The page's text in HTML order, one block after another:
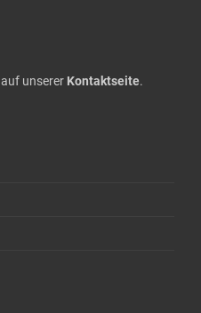
auf unserer Kontaktseite.